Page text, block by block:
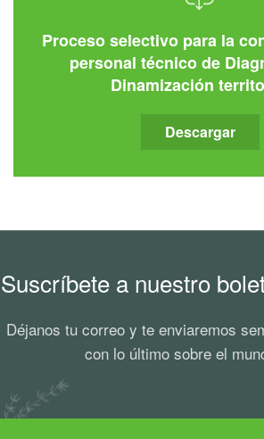
Proceso selectivo para la
personal técnico de
Dinamización
Descargar
Suscríbete a nuestro
Déjanos tu correo y te enviaremos
con lo último sobre el